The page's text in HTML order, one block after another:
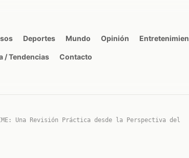
Deportes Mundo Opinión
/ Tendencias Contacto
Una Revisión Práctica desde la Perspectiva del